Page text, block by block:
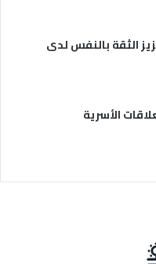
الثقة بالنفس لدى
الأسرية